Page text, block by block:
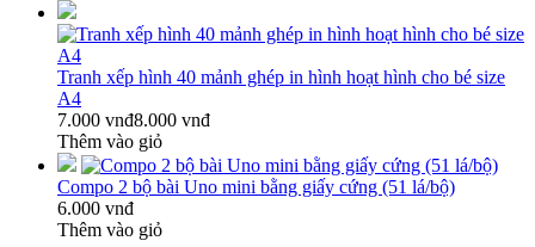
Tranh xếp hình 40 mảnh ghép in hình hoạt hình cho bé size
A4
7.000 vnđ8.000 vnđ
Thêm vào giỏ
Compo 2 bộ bài Uno mini bằng giấy cứng (51 lá/bộ)
6.000 vnđ
Thêm vào giỏ